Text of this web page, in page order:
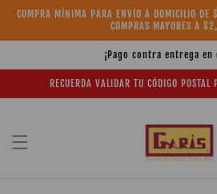
directamente
COMPRA MÍNIMA PARA ENVÍO A DOMICILIO
COMPRAS MAYORES A
¡Pago contra entrega en
RECUERDA VALIDAR TU CÓDIGO POSTAL